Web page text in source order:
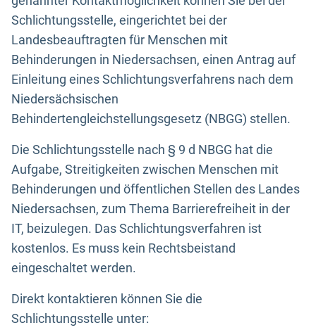
Schlichtungsstelle, eingerichtet bei der
Landesbeauftragten für Menschen mit
Behinderungen in Niedersachsen, einen Antrag auf
Einleitung eines Schlichtungsverfahrens nach dem
Niedersächsischen
Behindertengleichstellungsgesetz (NBGG) stellen.
Die Schlichtungsstelle nach § 9 d NBGG hat die
Aufgabe, Streitigkeiten zwischen Menschen mit
Behinderungen und öffentlichen Stellen des Landes
Niedersachsen, zum Thema Barrierefreiheit in der
IT, beizulegen. Das Schlichtungsverfahren ist
kostenlos. Es muss kein Rechtsbeistand
eingeschaltet werden.
Direkt kontaktieren können Sie die
Schlichtungsstelle unter: